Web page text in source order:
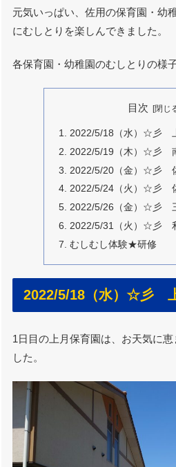
元気いっぱい、佐用の保育園・幼
にむしとりを楽しんできました。
各保育園・幼稚園のむしとりの様
目次
2022/5/18（水）☆彡
2022/5/19（木）☆彡
2022/5/20（金）☆彡
2022/5/24（火）☆彡
2022/5/26（金）☆彡
2022/5/31（火）☆彡
むしむし体験★研修
2022/5/18（水）☆彡
1日目の上月保育園は、お天気に
した。